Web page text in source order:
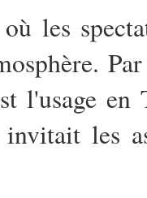
les
l'usage
les